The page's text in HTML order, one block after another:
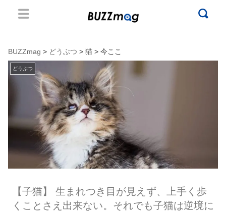
BUZZmag > どうぶつ > 猫 > 今ここ
どうぶつ
【子猫】 生まれつき目が見えず、上手く歩
くことさえ出来ない。それでも子猫は逆境に